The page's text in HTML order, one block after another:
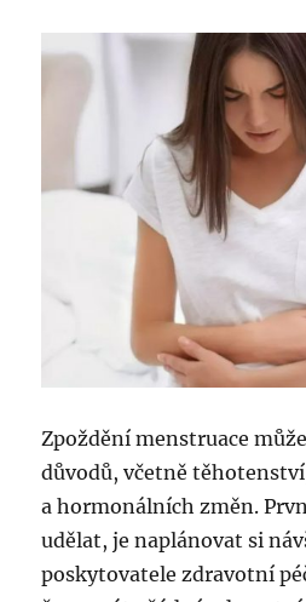
Zpoždění menstruace
důvodů, včetně
a hormonálních změn.
udělat, je naplánovat si
poskytovatele zdravotní